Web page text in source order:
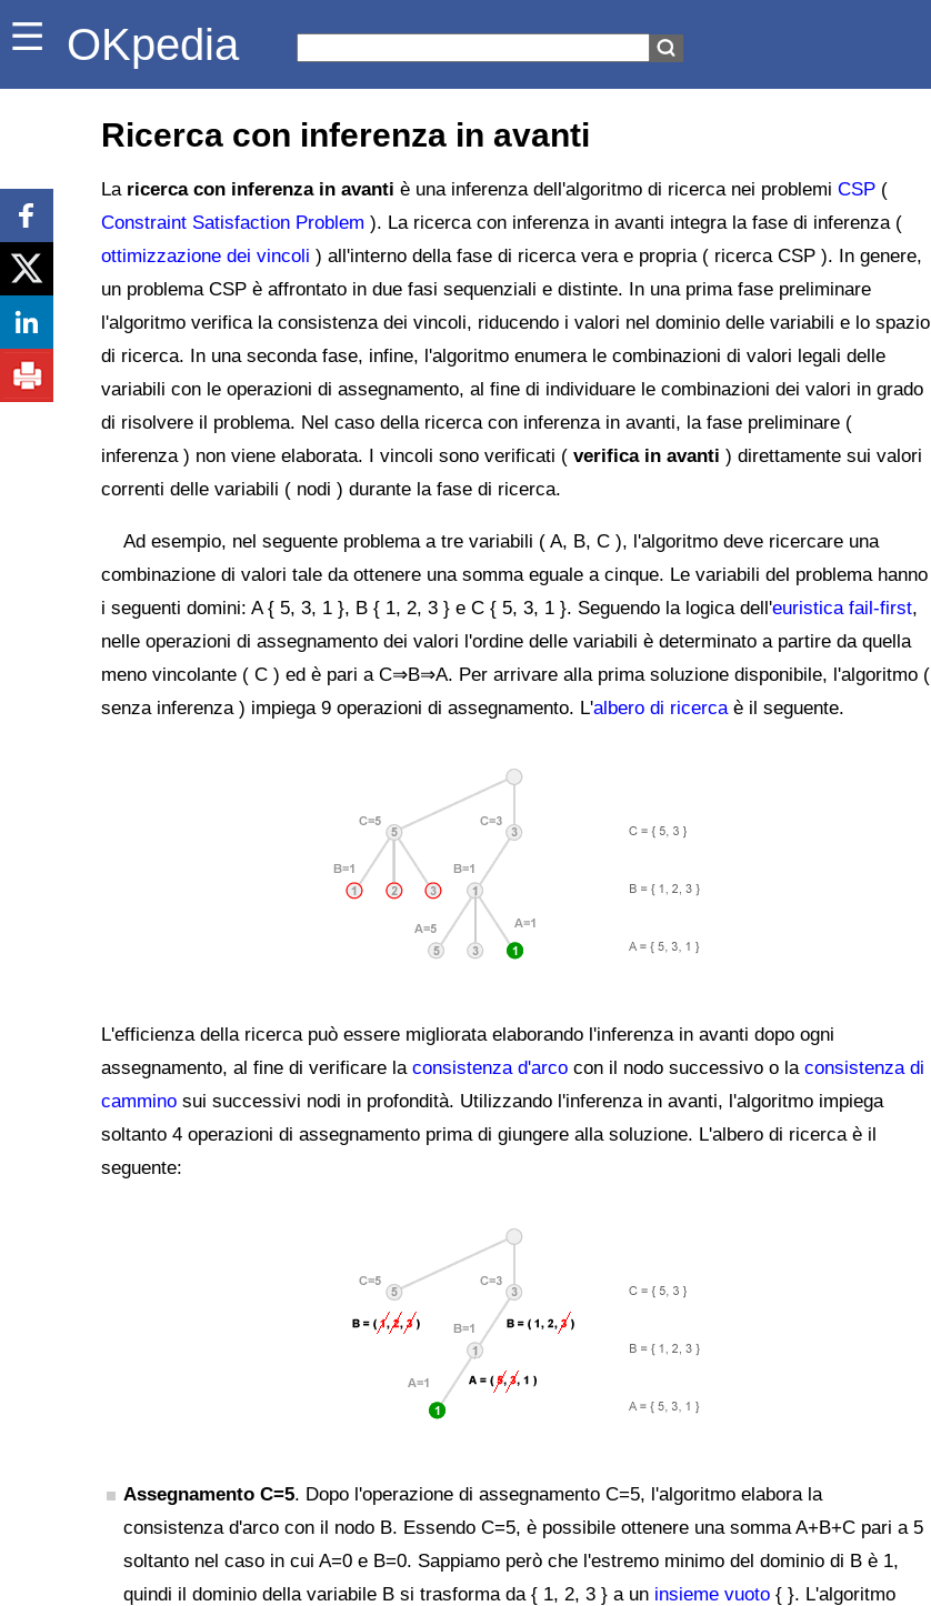
OKpedia
Ricerca con inferenza in avanti
La ricerca con inferenza in avanti è una inferenza dell'algoritmo di ricerca nei problemi CSP (
Constraint Satisfaction Problem ). La ricerca con inferenza in avanti integra la fase di inferenza (
ottimizzazione dei vincoli ) all'interno della fase di ricerca vera e propria ( ricerca CSP ). In genere,
un problema CSP è affrontato in due fasi sequenziali e distinte. In una prima fase preliminare
l'algoritmo verifica la consistenza dei vincoli, riducendo i valori nel dominio delle variabili e lo spazio
di ricerca. In una seconda fase, infine, l'algoritmo enumera le combinazioni di valori legali delle
variabili con le operazioni di assegnamento, al fine di individuare le combinazioni dei valori in grado
di risolvere il problema. Nel caso della ricerca con inferenza in avanti, la fase preliminare (
inferenza ) non viene elaborata. I vincoli sono verificati ( verifica in avanti ) direttamente sui valori
correnti delle variabili ( nodi ) durante la fase di ricerca.
Ad esempio, nel seguente problema a tre variabili ( A, B, C ), l'algoritmo deve ricercare una
combinazione di valori tale da ottenere una somma eguale a cinque. Le variabili del problema hanno
i seguenti domini: A { 5, 3, 1 }, B { 1, 2, 3 } e C { 5, 3, 1 }. Seguendo la logica dell'euristica fail-first,
nelle operazioni di assegnamento dei valori l'ordine delle variabili è determinato a partire da quella
meno vincolante ( C ) ed è pari a C⇒B⇒A. Per arrivare alla prima soluzione disponibile, l'algoritmo (
senza inferenza ) impiega 9 operazioni di assegnamento. L'albero di ricercaè il seguente.
L'efficienza della ricerca può essere migliorata elaborando l'inferenza in avanti dopo ogni
assegnamento, al fine di verificare la consistenza d'arco con il nodo successivo o la consistenza di
cammino sui successivi nodi in profondità. Utilizzando l'inferenza in avanti, l'algoritmo impiega
soltanto 4 operazioni di assegnamento prima di giungere alla soluzione. L'albero di ricerca è il
seguente:
Assegnamento C=5. Dopo l'operazione di assegnamento C=5, l'algoritmo elabora la
consistenza d'arco con il nodo B. Essendo C=5, è possibile ottenere una somma A+B+C pari a 5
soltanto nel caso in cui A=0 e B=0. Sappiamo però che l'estremo minimo del dominio di B è 1,
quindi il dominio della variabile B si trasforma da { 1, 2, 3 } a un insieme vuoto { }. L'algoritmo